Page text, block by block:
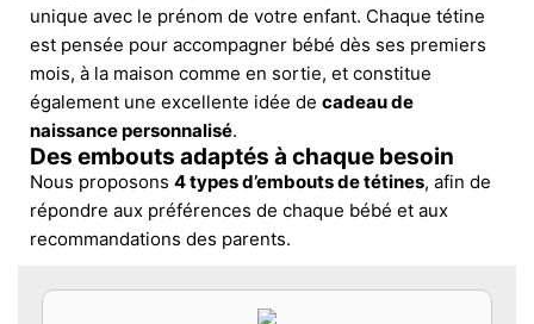
unique avec le prénom de votre enfant. Chaque tétine
est pensée pour accompagner bébé dès ses premiers
mois, à la maison comme en sortie, et constitue
également une excellente idée de cadeau de
naissance personnalisé.
Des embouts adaptés à chaque besoin
Nous proposons 4 types d’embouts de tétines, afin de
répondre aux préférences de chaque bébé et aux
recommandations des parents.